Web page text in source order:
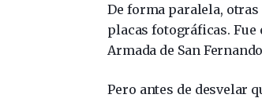
De forma paralela,
placas fotográficas. Fue
Armada de San
Pero antes de desvelar